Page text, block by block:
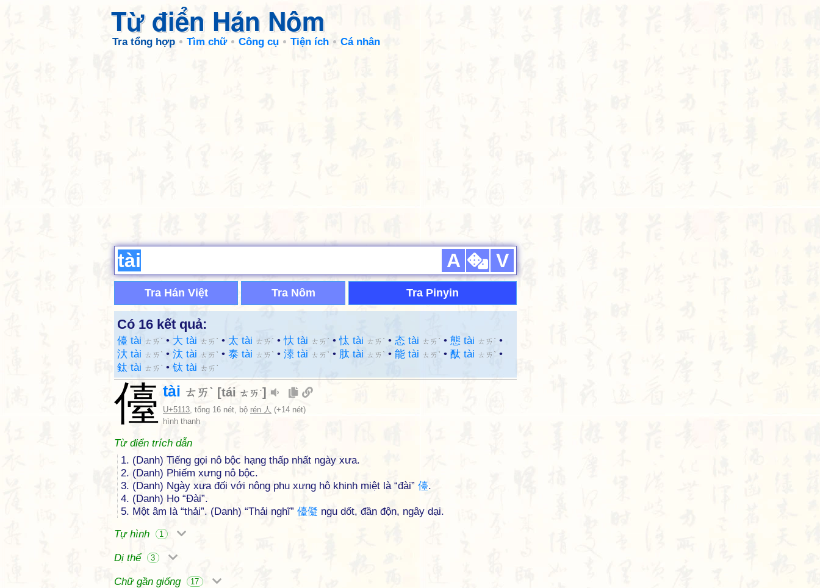
Từ điển Hán Nôm
Tra tổng hợp Tìm chữ Công cụ Tiện ích Cá nhân
A V
Tra Hán Việt Tra Nôm Tra Pinyin
Có 16 kết quả:
儓 tài ㄊㄞˋ • 大 tài ㄊㄞˋ • 太 tài ㄊㄞˋ •忕 tài ㄊㄞˋ •忲 tài ㄊㄞˋ • 态 tài ㄊㄞˋ • 態 tài ㄊㄞˋ •
汏 tài ㄊㄞˋ • 汰 tài ㄊㄞˋ • 泰 tài ㄊㄞˋ • 溙 tài ㄊㄞˋ • 肽 tài ㄊㄞˋ • 能 tài ㄊㄞˋ • 酞 tài ㄊㄞˋ •
鈦 tài ㄊㄞˋ • 钛 tài ㄊㄞˋ
儓 tài ㄊㄞˋ [tái ㄊㄞˊ]
U+5113, tổng 16 nét, bộ rén 人 (+14 nét)
hình thanh
Từ điển trích dẫn
1. (Danh) Tiếng gọi nô bộc hạng thấp nhất ngày xưa.
2. (Danh) Phiếm xưng nô bộc.
3. (Danh) Ngày xưa đối với nông phu xưng hô khinh miệt là “đài” 儓.
4. (Danh) Họ “Đài”.
5. Một âm là “thải”. (Danh) “Thải nghĩ” 儓儗 ngu dốt, đần độn, ngây dại.
Tự hình
1
Dị thể 3
Chữ gần giống 17